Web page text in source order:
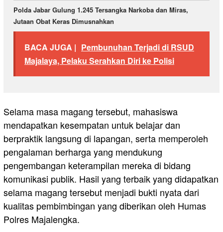
Polda Jabar Gulung 1.245 Tersangka Narkoba dan Miras,
Jutaan Obat Keras Dimusnahkan
BACA JUGA | Pembunuhan Terjadi di RSUD
Majalaya, Pelaku Serahkan Diri ke Polisi
Selama masa magang tersebut, mahasiswa
mendapatkan kesempatan untuk belajar dan
berpraktik langsung di lapangan, serta memperoleh
pengalaman berharga yang mendukung
pengembangan keterampilan mereka di bidang
komunikasi publik. Hasil yang terbaik yang didapatkan
selama magang tersebut menjadi bukti nyata dari
kualitas pembimbingan yang diberikan oleh Humas
Polres Majalengka.